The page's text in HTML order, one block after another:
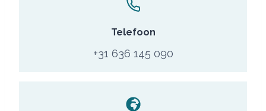
Telefoon
+31 636 145 090